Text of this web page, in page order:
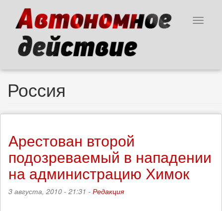
основному
содержанию
Toggle
Россия
Арестован второй
подозреваемый в нападении
на администрацию Химок
3 августа, 2010 - 21:31 - Редакция